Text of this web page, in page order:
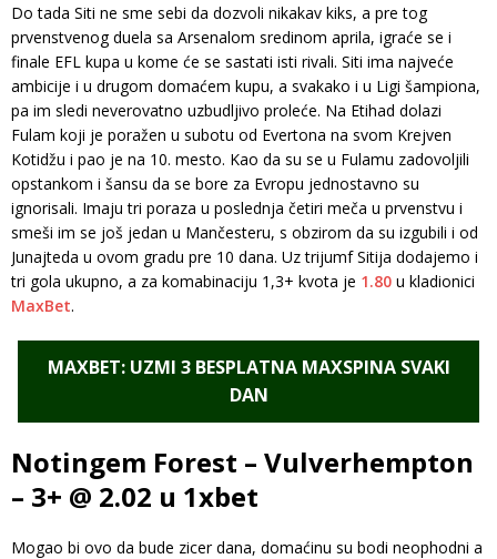
Do tada Siti ne sme sebi da dozvoli nikakav kiks, a pre tog
prvenstvenog duela sa Arsenalom sredinom aprila, igraće se i
finale EFL kupa u kome će se sastati isti rivali. Siti ima najveće
ambicije i u drugom domaćem kupu, a svakako i u Ligi šampiona,
pa im sledi neverovatno uzbudljivo proleće. Na Etihad dolazi
Fulam koji je poražen u subotu od Evertona na svom Krejven
Kotidžu i pao je na 10. mesto. Kao da su se u Fulamu zadovoljili
opstankom i šansu da se bore za Evropu jednostavno su
ignorisali. Imaju tri poraza u poslednja četiri meča u prvenstvu i
smeši im se još jedan u Mančesteru, s obzirom da su izgubili i od
Junajteda u ovom gradu pre 10 dana. Uz trijumf Sitija dodajemo i
tri gola ukupno, a za komabinaciju 1,3+ kvota je 1.80 u kladionici
MaxBet.
MAXBET: UZMI 3 BESPLATNA MAXSPINA SVAKI
DAN
Notingem Forest – Vulverhempton
– 3+ @ 2.02 u 1xbet
Mogao bi ovo da bude zicer dana, domaćinu su bodi neophodni a